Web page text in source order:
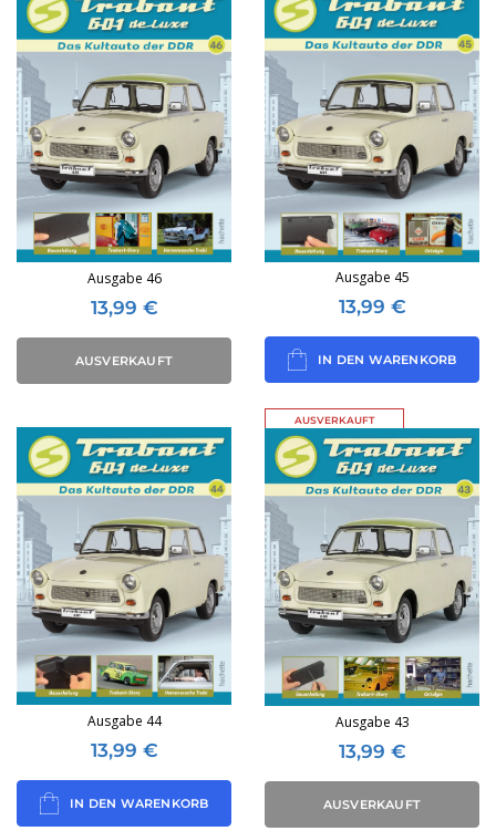
Ausgabe 46
13,99 €
AUSVERKAUFT
Ausgabe 45
13,99 €
IN DEN WARENKORB
Ausgabe 44
13,99 €
IN DEN WARENKORB
AUSVERKAUFT
Ausgabe 43
13,99 €
AUSVERKAUFT